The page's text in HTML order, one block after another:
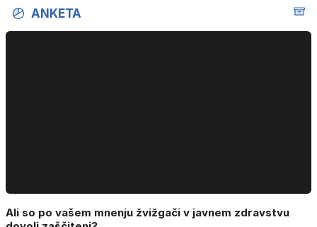
ANKETA
Ali so po vašem mnenju žvižgači v javnem zdravstvu